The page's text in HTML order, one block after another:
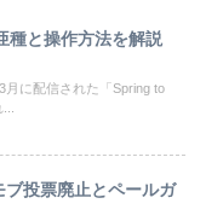
種と操作方法を解説
月に配信された「Spring to
投票廃止とペールガ